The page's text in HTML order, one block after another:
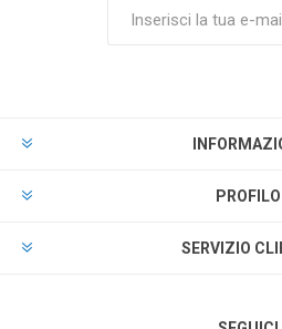
PROFILO
SERVIZIO